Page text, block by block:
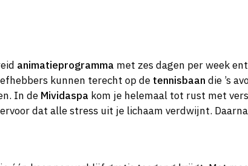
animatieprogramma met zes dagen per week
kunnen terecht op de tennisbaan die ’s
In de Mividaspa kom je helemaal tot rust met
dat alle stress uit je lichaam verdwijnt.